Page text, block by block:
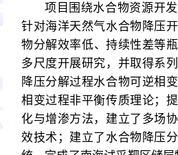
项目围绕水合物资源开
针对海洋天然气水合物降压
物分解效率低、持续性差等
多尺度开展研究，并取得系
降压分解过程水合物可逆相
相变过程非平衡传质理论；
化与增渗方法，建立了多场
效技术；建立了水合物降压